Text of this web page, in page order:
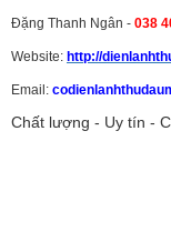
Đặng Thanh Ngân - 038
Website: http://
Email:
Chất lượng - Uy tín -